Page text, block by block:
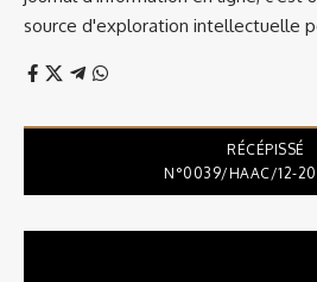
source d'exploration intellectuelle
RÉCÉPISSÉ
N°0039/HAAC/12-